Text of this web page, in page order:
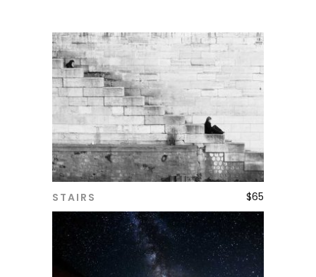
STAIRS $65